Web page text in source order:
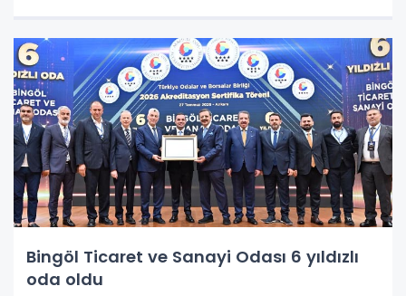
Bingöl Ticaret ve Sanayi Odası 6 yıldızlı
oda oldu